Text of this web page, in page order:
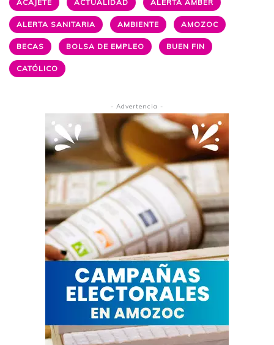
ACAJETE ACTUALIDAD ALERTA ÁMBER
ALERTA SANITARIA AMBIENTE AMOZOC
BECAS BOLSA DE EMPLEO BUEN FIN
CATÓLICO
- Advertencia -